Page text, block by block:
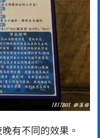
有不同的效果。